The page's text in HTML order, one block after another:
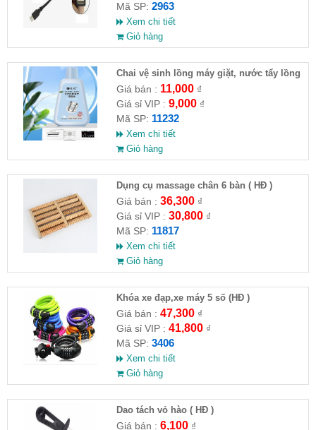
Mã SP: 2963
Xem chi tiết
Giỏ hàng
Chai vệ sinh lồng máy giặt, nước tẩy lồng
máy giặt CLEANING FLUID
Giá bán : 11,000₫
Giá sỉ VIP : 9,000₫
Mã SP: 11232
Xem chi tiết
Giỏ hàng
Dụng cụ massage chân 6 bàn ( HĐ )
Giá bán : 36,300₫
Giá sỉ VIP : 30,800₫
Mã SP: 11817
Xem chi tiết
Giỏ hàng
Khóa xe đạp,xe máy 5 số (HĐ )
Giá bán : 47,300₫
Giá sỉ VIP : 41,800₫
Mã SP: 3406
Xem chi tiết
Giỏ hàng
Dao tách vỏ hào ( HĐ )
Giá bán : 6,100₫